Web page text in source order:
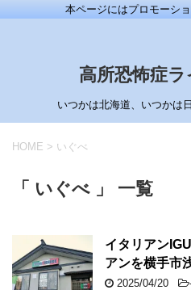
本ページにはプロモーシ
高所恐怖症
いつかは北海道、いつか
HOME > いぐべ
「 いぐべ 」 一覧
イタリアン
アンを横手市
2025/04/20